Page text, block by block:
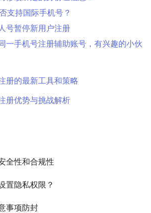
支持国际手机号？
号暂停新用户注册
一手机号注册辅助账号，有兴趣的小伙
册的最新工具和策略
册优势与挑战解析
全性和合规性
置隐私权限？
事项防封